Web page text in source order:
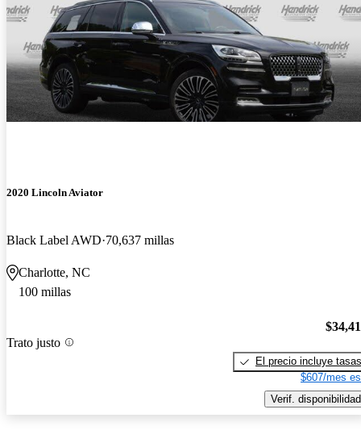
2020 Lincoln Aviator
Black Label AWD 70,637 millas
Charlotte, NC
100 millas
Trato justo
El precio incluye tasas
$607/mes
Verif. disponibilidad